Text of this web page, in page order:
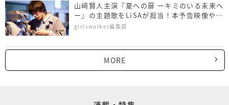
山﨑賢人主演『夏への扉 ーキミのいる未来へ
ー』の主題歌をLiSAが担当！本予告映像や本
ポスターも解禁に
girlswalker編集部
MORE